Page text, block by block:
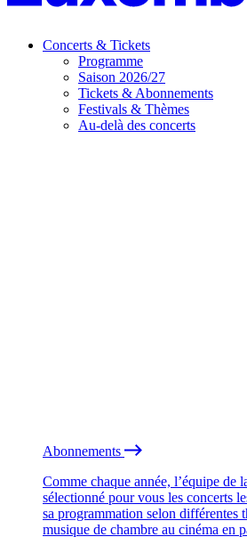
Concerts & Tickets
Programme
Saison 2026/27
Tickets & Abonnements
Festivals & Thèmes
Au-delà des concerts
Abonnements
Comme chaque année, l’équipe de
sélectionné pour vous les concerts
sa programmation selon différentes
musique de chambre au cinéma en